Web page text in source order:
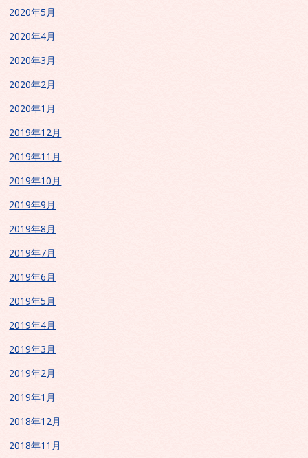
2020年5月
2020年4月
2020年3月
2020年2月
2020年1月
2019年12月
2019年11月
2019年10月
2019年9月
2019年8月
2019年7月
2019年6月
2019年5月
2019年4月
2019年3月
2019年2月
2019年1月
2018年12月
2018年11月